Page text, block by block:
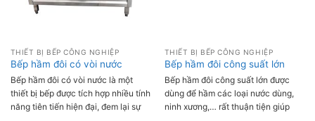
THIẾT BỊ BẾP CÔNG NGHIỆP
Bếp hầm đôi có vòi nước
Bếp hầm đôi có vòi nước là một
thiết bị bếp được tích hợp nhiều tính
năng tiên tiến hiện đại, đem lại sự
THIẾT BỊ BẾP CÔNG NGHIỆP
Bếp hầm đôi công suất lớn
Bếp hầm đôi công suất lớn được
dùng để hầm các loại nước dùng,
ninh xương,… rất thuận tiện giúp